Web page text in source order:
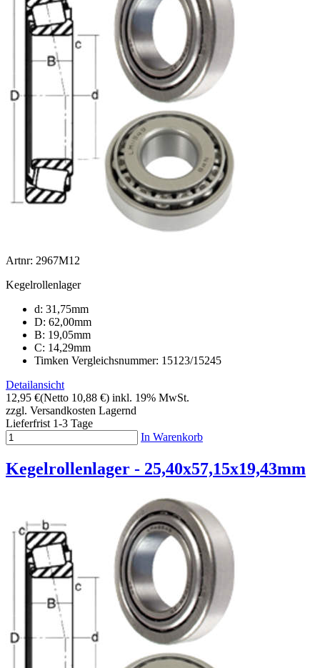
Artnr: 2967M12
Kegelrollenlager
d: 31,75mm
D: 62,00mm
B: 19,05mm
C: 14,29mm
Timken Vergleichsnummer: 15123/15245
Detailansicht
12,95 €(Netto 10,88 €) inkl. 19% MwSt.
zzgl. Versandkosten Lagernd
Lieferfrist 1-3 Tage
In Warenkorb
Kegelrollenlager - 25,40x57,15x19,43mm